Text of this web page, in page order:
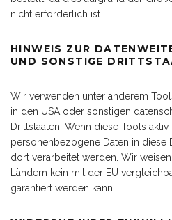
nicht erforderlich ist.
HINWEIS ZUR
UND SONSTIGE
Wir verwenden unter anderem
in den USA oder sonstigen
Drittstaaten. Wenn diese Tools
personenbezogene Daten in diese
dort verarbeitet werden. Wir
Ländern kein mit der EU
garantiert werden kann.